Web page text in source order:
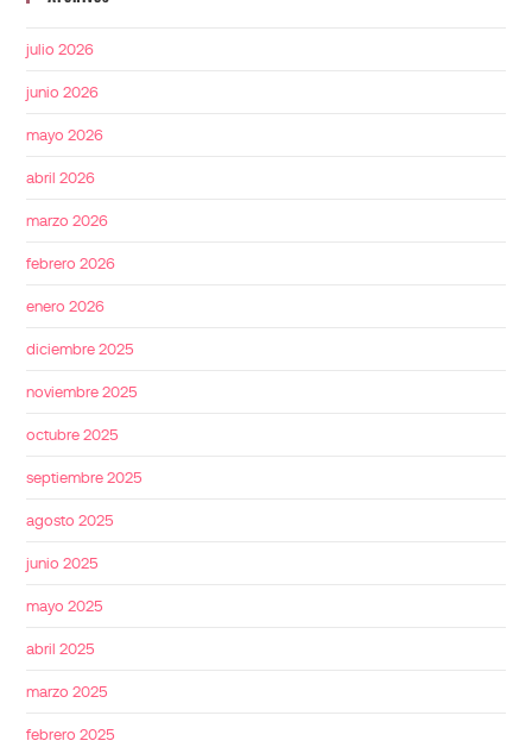
julio 2026
junio 2026
mayo 2026
abril 2026
marzo 2026
febrero 2026
enero 2026
diciembre 2025
noviembre 2025
octubre 2025
septiembre 2025
agosto 2025
junio 2025
mayo 2025
abril 2025
marzo 2025
febrero 2025